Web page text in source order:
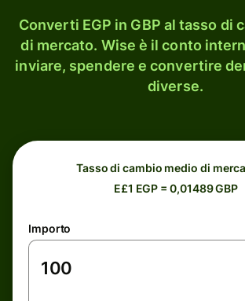
Converti EGP in GBP al tasso di
di mercato. Wise è il conto
inviare, spendere e convertire
diverse.
Tasso di cambio medio di
E£1 EGP = 0,01489 GBP
Importo